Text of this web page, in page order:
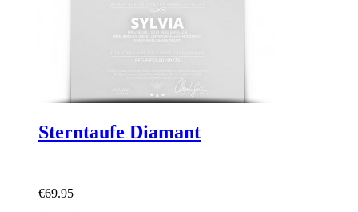
Sterntaufe Diamant
€69.95